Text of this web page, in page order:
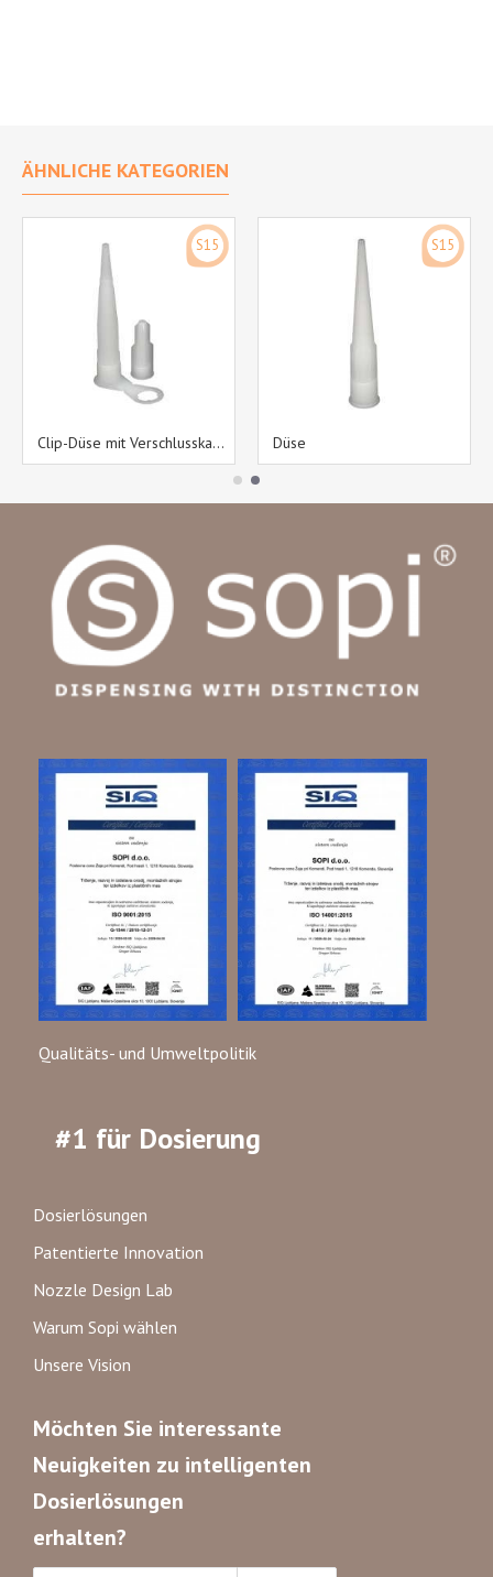
ÄHNLICHE KATEGORIEN
S15
Clip-Düse mit Verschlusskappe
S15
Düse
Qualitäts- und Umweltpolitik
#1 für Dosierung
Dosierlösungen
Patentierte Innovation
Nozzle Design Lab
Warum Sopi wählen
Unsere Vision
Möchten Sie interessante
Neuigkeiten zu intelligenten
Dosierlösungen
erhalten?